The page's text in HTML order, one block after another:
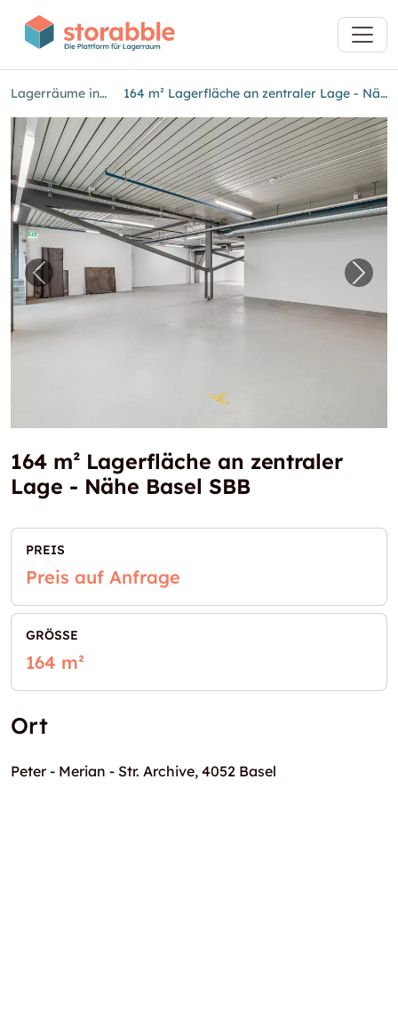
Lagerräume in Basel 164 m² Lagerfläche an zentraler Lage - Nähe Basel SBB
Vorheriges Bild für "164 m² Lagerfläche an
164 m² Lagerfläche an zentraler
Lage - Nähe Basel SBB
PREIS
Preis auf Anfrage
GRÖSSE
164 m²
Ort
Peter - Merian - Str. Archive, 4052 Basel